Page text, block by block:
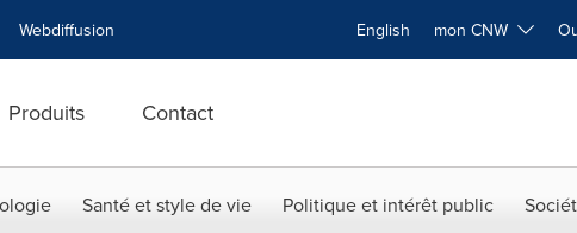
Webdiffusion English mon CNW
Produits Contact
Santé et style de vie Politique et intérêt public